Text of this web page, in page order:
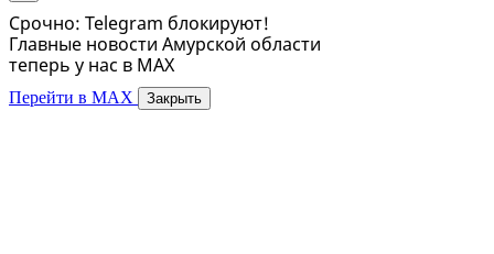
Срочно: Telegram блокируют!
Главные новости Амурской области
теперь у нас в MAX
Перейти в MAX Закрыть